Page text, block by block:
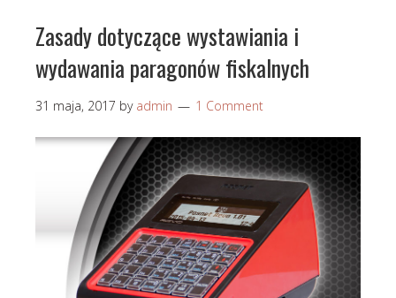
Zasady dotyczące wystawiania i
wydawania paragonów fiskalnych
31 maja, 2017 by admin 1 Comment